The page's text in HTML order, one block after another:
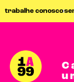
trabalhe conosco